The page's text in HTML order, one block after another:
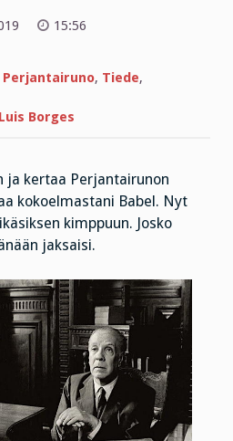
15:56
Perjantairuno, Tiede,
Borges
ja kertaa Perjantairunon
kokoelmastani Babel. Nyt
kimppuun. Josko
jaksaisi.